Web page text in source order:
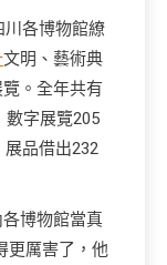
川各博物館繚
文明、藝術典
。全年共有
數字展覽205
品借出232
各博物館當真
更厲害了，他